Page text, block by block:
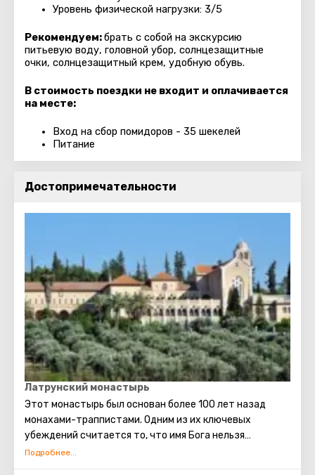
Уровень физической нагрузки: 3/5
Рекомендуем:брать с собой на экскурсию
питьевую воду, головной убор, солнцезащитные
очки, солнцезащитный крем, удобную обувь.
В стоимость поездки не входит и оплачивается
на месте:
Вход на сбор помидоров - 35 шекелей
Питание
Достопримечательности
Латрунский монастырь
Этот монастырь был основан более 100 лет назад
монахами-траппистами. Одним из их ключевых
убеждений считается то, что имя Бога нельзя
произносить в суе. Монахи, проживающие в монастыре